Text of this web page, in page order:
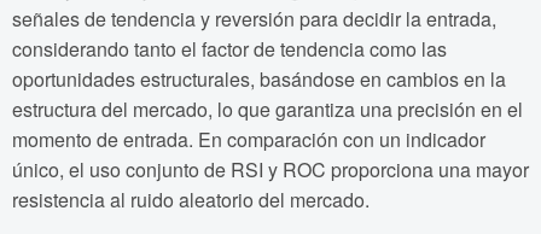
señales de tendencia y reversión para decidir la entrada,
considerando tanto el factor de tendencia como las
oportunidades estructurales, basándose en cambios en la
estructura del mercado, lo que garantiza una precisión en el
momento de entrada. En comparación con un indicador
único, el uso conjunto de RSI y ROC proporciona una mayor
resistencia al ruido aleatorio del mercado.